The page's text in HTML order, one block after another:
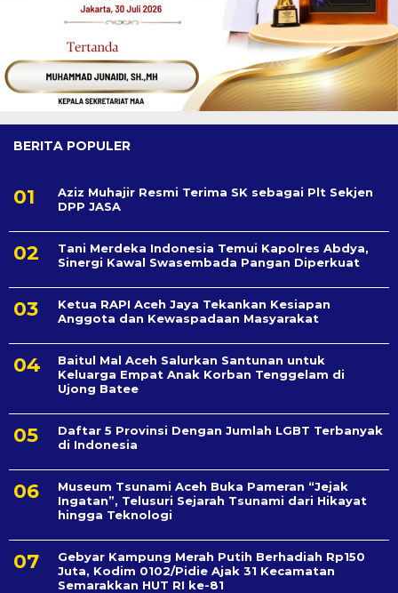
BERITA POPULER
Aziz Muhajir Resmi Terima SK sebagai Plt Sekjen
DPP JASA
Tani Merdeka Indonesia Temui Kapolres Abdya,
Sinergi Kawal Swasembada Pangan Diperkuat
Ketua RAPI Aceh Jaya Tekankan Kesiapan
Anggota dan Kewaspadaan Masyarakat
Baitul Mal Aceh Salurkan Santunan untuk
Keluarga Empat Anak Korban Tenggelam di
Ujong Batee
Daftar 5 Provinsi Dengan Jumlah LGBT Terbanyak
di Indonesia
Museum Tsunami Aceh Buka Pameran “Jejak
Ingatan”, Telusuri Sejarah Tsunami dari Hikayat
hingga Teknologi
Gebyar Kampung Merah Putih Berhadiah Rp150
Juta, Kodim 0102/Pidie Ajak 31 Kecamatan
Semarakkan HUT RI ke-81